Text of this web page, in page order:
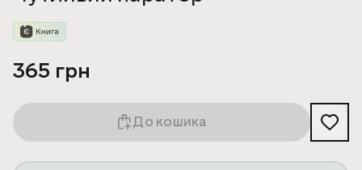
365 грн
До кошика